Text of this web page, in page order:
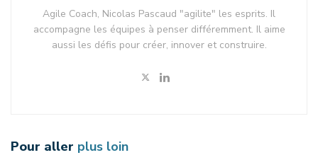
Agile Coach, Nicolas Pascaud "agilite" les esprits. Il
accompagne les équipes à penser différemment. Il aime
aussi les défis pour créer, innover et construire.
Pour aller plus loin